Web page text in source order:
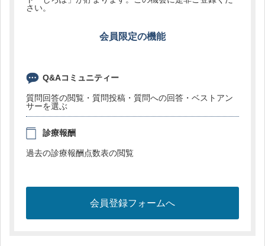
さい。
会員限定の機能
Q&Aコミュニティー
質問回答の閲覧・質問投稿・質問への回答・ベストアン
サーを選ぶ
診療報酬
過去の診療報酬点数表の閲覧
会員登録フォームへ